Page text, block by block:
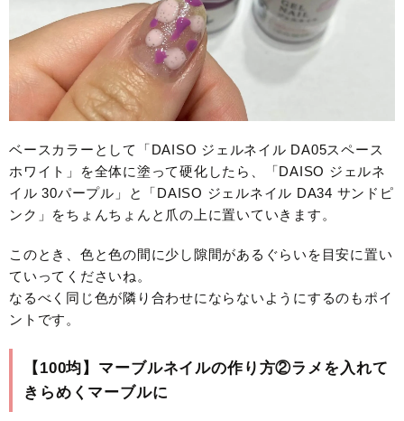
ベースカラーとして「DAISO ジェルネイル DA05スペース
ホワイト」を全体に塗って硬化したら、「DAISO ジェルネ
イル 30パープル」と「DAISO ジェルネイル DA34 サンドピ
ンク」をちょんちょんと爪の上に置いていきます。
このとき、色と色の間に少し隙間があるぐらいを目安に置い
ていってくださいね。
なるべく同じ色が隣り合わせにならないようにするのもポイ
ントです。
【100均】マーブルネイルの作り方②ラメを入れて
きらめくマーブルに